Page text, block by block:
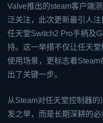
Valve推出的steam客户端
泛关注，此次更新最引人
任天堂Switch2 Pro手柄及
持。这一举措不仅让任天
使用场景，更标志着
出了关键一步。
从Steam对任天堂控制器
发之举，而是长期深耕的